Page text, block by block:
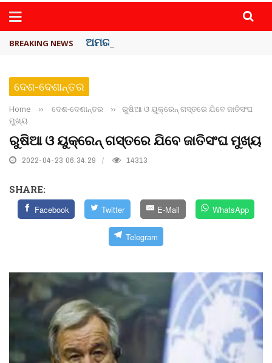
BREAKING NEWS ଅମରନାଥ ଯାତ୍ରା ସ୍ଥଗିତ
ଦେଶ-ଦେଶାନ୍ତର
Home ›› ଦେଶ-ଦେଶାନ୍ତର ››
ରୁଷିଆ ଓ ୟୁକ୍ରେନ୍‌ ଗସ୍ତରେ ଯିବେ ଜାତିସଂଘ
ମୁଖ୍ୟ
ରୁଷିଆ ଓ ୟୁକ୍ରେନ୍‌ ଗସ୍ତରେ ଯିବେ ଜାତିସଂଘ ମୁଖ୍ୟ
2022-04-23 06:34:29 14313
SHARE:
Facebook Twitter E-Mail WhatsApp
Telegram